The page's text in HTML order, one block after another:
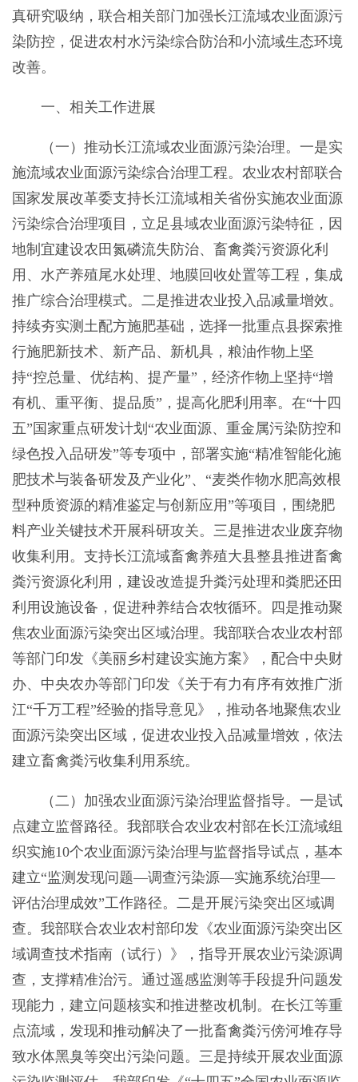
真研究吸纳，联合相关部门加强长江流域农业面源污
染防控，促进农村水污染综合防治和小流域生态环境
改善。
一、相关工作进展
（一）推动长江流域农业面源污染治理。一是实
施流域农业面源污染综合治理工程。农业农村部联合
国家发展改革委支持长江流域相关省份实施农业面源
污染综合治理项目，立足县域农业面源污染特征，因
地制宜建设农田氮磷流失防治、畜禽粪污资源化利
用、水产养殖尾水处理、地膜回收处置等工程，集成
推广综合治理模式。二是推进农业投入品减量增效。
持续夯实测土配方施肥基础，选择一批重点县探索推
行施肥新技术、新产品、新机具，粮油作物上坚
持“控总量、优结构、提产量”，经济作物上坚持“增
有机、重平衡、提品质”，提高化肥利用率。在“十四
五”国家重点研发计划“农业面源、重金属污染防控和
绿色投入品研发”等专项中，部署实施“精准智能化施
肥技术与装备研发及产业化”、“麦类作物水肥高效根
型种质资源的精准鉴定与创新应用”等项目，围绕肥
料产业关键技术开展科研攻关。三是推进农业废弃物
收集利用。支持长江流域畜禽养殖大县整县推进畜禽
粪污资源化利用，建设改造提升粪污处理和粪肥还田
利用设施设备，促进种养结合农牧循环。四是推动聚
焦农业面源污染突出区域治理。我部联合农业农村部
等部门印发《美丽乡村建设实施方案》，配合中央财
办、中央农办等部门印发《关于有力有序有效推广浙
江“千万工程”经验的指导意见》，推动各地聚焦农业
面源污染突出区域，促进农业投入品减量增效，依法
建立畜禽粪污收集利用系统。
（二）加强农业面源污染治理监督指导。一是试
点建立监督路径。我部联合农业农村部在长江流域组
织实施10个农业面源污染治理与监督指导试点，基本
建立“监测发现问题—调查污染源—实施系统治理—
评估治理成效”工作路径。二是开展污染突出区域调
查。我部联合农业农村部印发《农业面源污染突出区
域调查技术指南（试行）》，指导开展农业污染源调
查，支撑精准治污。通过遥感监测等手段提升问题发
现能力，建立问题核实和推进整改机制。在长江等重
点流域，发现和推动解决了一批畜禽粪污傍河堆存导
致水体黑臭等突出污染问题。三是持续开展农业面源